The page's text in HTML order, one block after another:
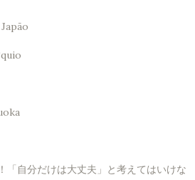
「自分だけは大丈夫」と考えてはいけな